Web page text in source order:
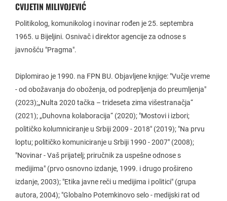
CVIJETIN MILIVOJEVIĆ
Politikolog, komunikolog i novinar rođen je 25. septembra
1965. u Bijeljini. Osnivač i direktor agencije za odnose s
javnošću "Pragma".
Diplomirao je 1990. na FPN BU. Objavljene knjige: "Vučje vreme
- od obožavanja do oboženja, od podrepljenja do preumljenja"
(2023);„Nulta 2020 tačka – trideseta zima višestranačja“
(2021); „Duhovna kolaboracija“ (2020); "Mostovi i izbori;
političko kolumniciranje u Srbiji 2009 - 2018" (2019); "Na prvu
loptu; političko komuniciranje u Srbiji 1990 - 2007" (2008);
"Novinar - Vaš prijatelj; priručnik za uspešne odnose s
medijima" (prvo osnovno izdanje, 1999. i drugo prošireno
izdanje, 2003); "Etika javne reči u medijima i politici" (grupa
autora, 2004); "Globalno Potemkinovo selo - medijski rat od